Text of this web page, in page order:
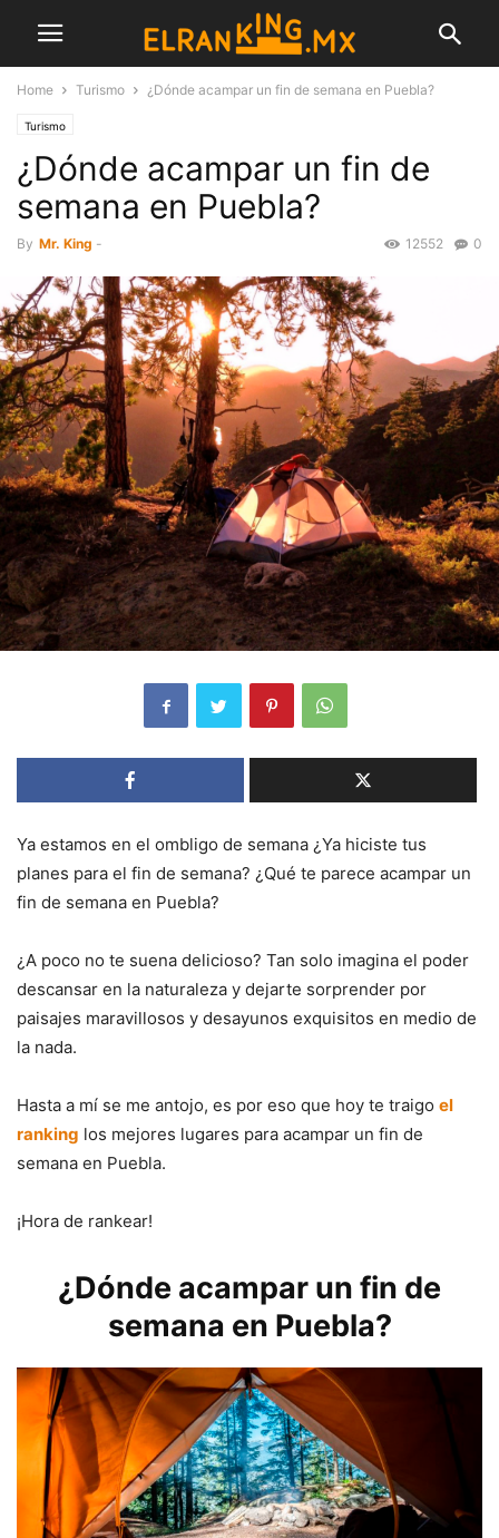
Home Turismo ¿Dónde acampar un fin de semana en Puebla?
Turismo
¿Dónde acampar un fin de
semana en Puebla?
By Mr. King - 0
12552
Ya estamos en el ombligo de semana ¿Ya hiciste tus
planes para el fin de semana? ¿Qué te parece acampar un
fin de semana en Puebla?
¿A poco no te suena delicioso? Tan solo imagina el poder
descansar en la naturaleza y dejarte sorprender por
paisajes maravillosos y desayunos exquisitos en medio de
la nada.
Hasta a mí se me antojo, es por eso que hoy te traigo el
ranking los mejores lugares para acampar un fin de
semana en Puebla.
¡Hora de rankear!
¿Dónde acampar un fin de
semana en Puebla?